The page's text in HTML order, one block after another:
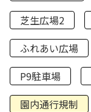
芝生広場2
ふれあい広場
P9駐車場
園内通行規制